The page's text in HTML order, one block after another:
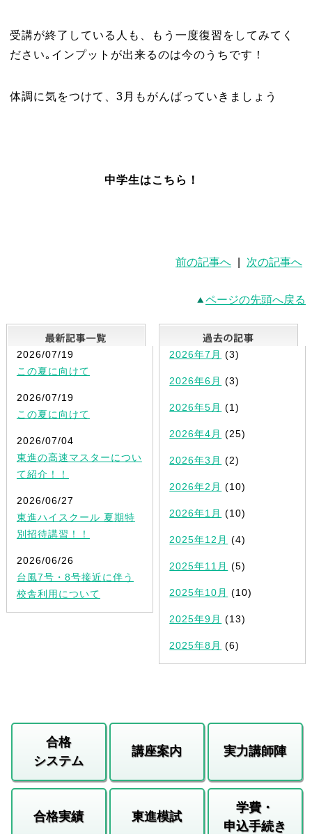
受講が終了している人も、もう一度復習をしてみてく
ださい｡インプットが出来るのは今のうちです！
体調に気をつけて、3月もがんばっていきましょう
中学生はこちら！
前の記事へ 次の記事へ
ページの先頭へ戻る
最新記事一覧
2026/07/19
この夏に向けて
2026/07/19
この夏に向けて
2026/07/04
東進の高速マスターについ
て紹介！！
2026/06/27
東進ハイスクール 夏期特
別招待講習！！
2026/06/26
台風7号・8号接近に伴う
校舎利用について
2026年7月 (3)
2026年6月 (3)
2026年5月 (1)
2026年4月 (25)
2026年3月 (2)
2026年2月 (10)
2026年1月 (10)
2025年12月 (4)
2025年11月 (5)
2025年10月 (10)
2025年9月 (13)
2025年8月 (6)
合格
システム
講座案内 実力講師陣
合格実績 東進模試
学費・
申込手続き